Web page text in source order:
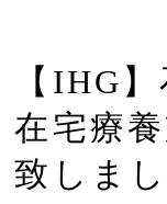
【IHG
在宅療
致しま